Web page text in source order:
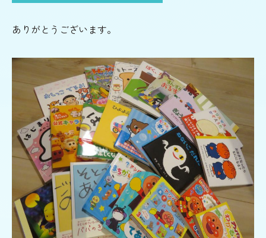
さとおや
採用情報
法人情報 お知らせ
寄附支援 後援会
寄贈品 後援会会報
里山動画 情報公開
ありがとうございます。